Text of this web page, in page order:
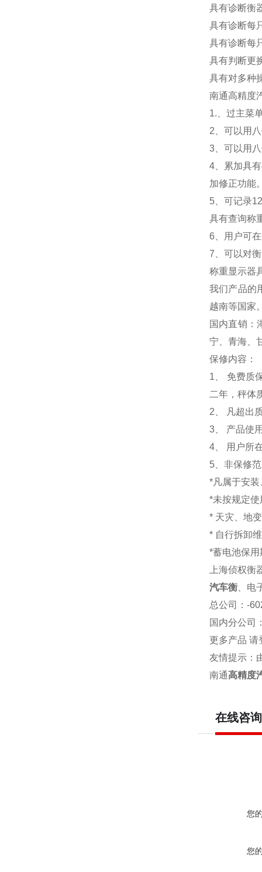
具有诊断衡
具有诊断每
具有诊断每
具有判断更
具有对多种
南通高精度
1. 、过主菜
2 、可以用
3 、可以用
4 、累加具
加修正功能
5 、可记录
具有查询称
6 、用户可
7 、可以对
称重显示器
我们产品的
越南等国家
国内直销：
宁、青海、
保修内容：
1 、 免费
二年，秤体
2、 凡超出
3、 产品使
4、 用户所
5、非保修
*凡属于安
*未按规定
* 天灾、地
* 自行拆卸
*蓄电池保用
上海侦权
汽车衡 、
总公司
：-
国内分公司
更多产品 请
友情提示：
南通高精度
在线咨询
您
您